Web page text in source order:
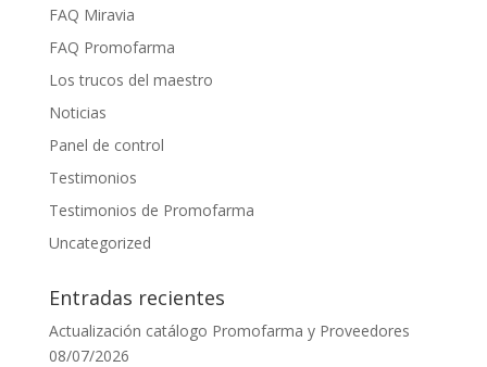
FAQ Miravia
FAQ Promofarma
Los trucos del maestro
Noticias
Panel de control
Testimonios
Testimonios de Promofarma
Uncategorized
Entradas recientes
Actualización catálogo Promofarma y Proveedores
08/07/2026